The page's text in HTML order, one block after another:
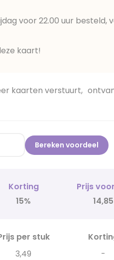
voor 22.00 uur besteld,
kaart!
kaarten verstuurt,
Bereken voordeel
Korting
Prijs
15% 14,85
per stuk
3,49
-